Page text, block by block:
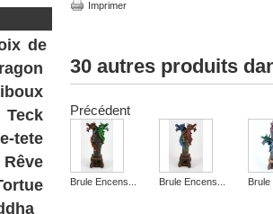
de
Teck
tete
Imprimer
30 autres produits
Précédent
Brule Encens... Brule Encens...